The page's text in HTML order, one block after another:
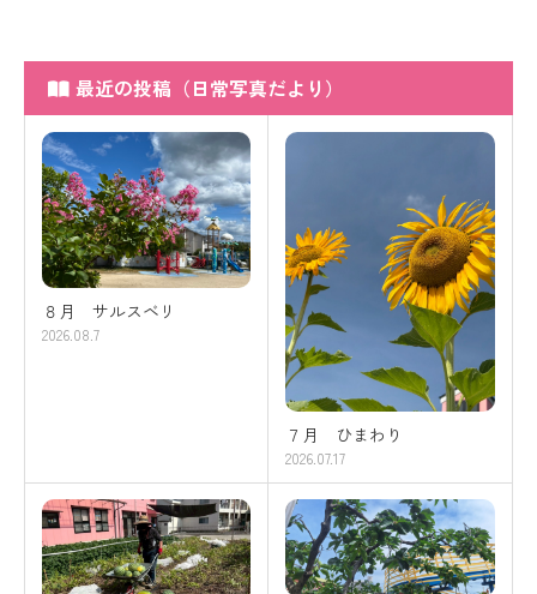
最近の投稿（日常写真だより）
８月 サルスベリ
2026.08.7
７月 ひまわり
2026.07.17